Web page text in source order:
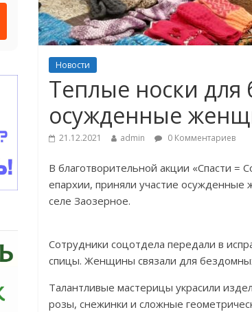
Новости
Теплые носки для
осужденные
21.12.2021 admin 0 Комментариев
В благотворительной акции «Спасти =
епархии, приняли участие
селе Заозерное.
Сотрудники соцотдела передали в
спицы. Женщины связали для
Талантливые мастерицы украсили
розы, снежинки и сложные